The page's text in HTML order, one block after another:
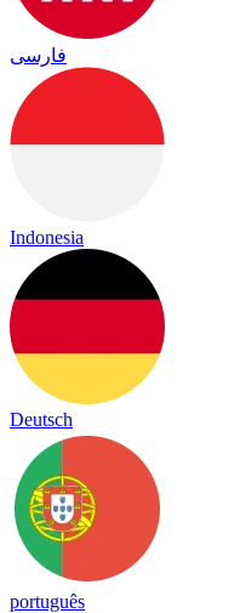
فارسی
Indonesia
Deutsch
português